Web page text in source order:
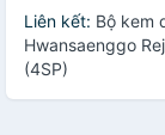
Liên kết: Bộ kem
Hwansaenggo
(4SP)